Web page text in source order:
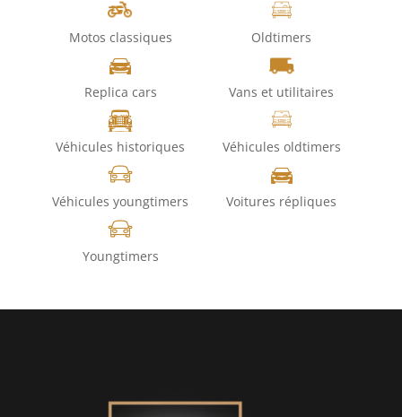
Motos classiques Oldtimers
Replica cars Vans et utilitaires
Véhicules historiques Véhicules oldtimers
Véhicules youngtimers Voitures répliques
Youngtimers